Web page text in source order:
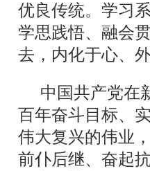
优良传统。学习
学思践悟、融会
去，内化于心、外
中国共产党在
百年奋斗目标、
伟大复兴的伟业
前仆后继、奋起